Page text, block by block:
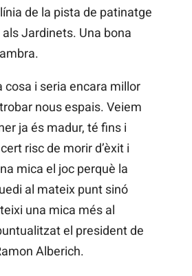
de la pista de patinatge
als Jardinets. Una bona
cosa i seria encara millor
nous espais. Veiem
ja és madur, té fins i
risc de morir d’èxit i
mica el joc perquè la
al mateix punt sinó
una mica més al
el president de
Alberich.